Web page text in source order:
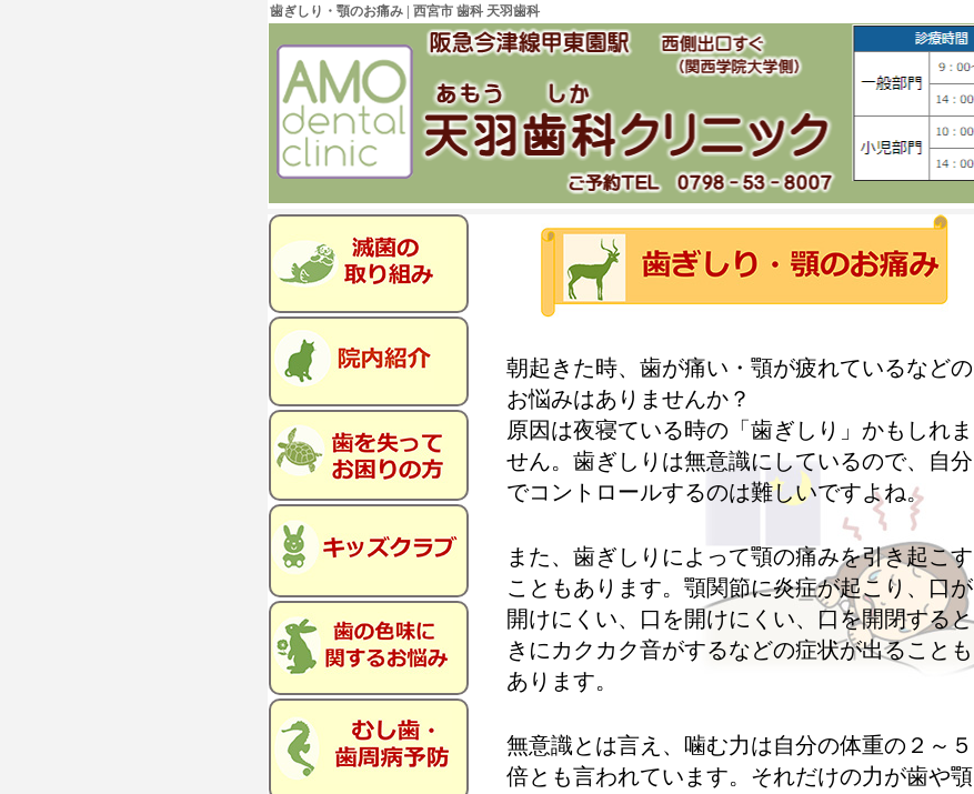
歯ぎしり・顎のお痛み | 西宮市 歯科 天羽歯科
朝起きた時、歯が痛い・顎が疲れているなどの
お悩みはありませんか？
原因は夜寝ている時の「歯ぎしり」かもしれま
せん。歯ぎしりは無意識にしているので、自分
でコントロールするのは難しいですよね。
また、歯ぎしりによって顎の痛みを引き起こす
こともあります。顎関節に炎症が起こり、口が
開けにくい、口を開けにくい、口を開閉すると
きにカクカク音がするなどの症状が出ることも
あります。
無意識とは言え、噛む力は自分の体重の２～５
倍とも言われています。それだけの力が歯や顎